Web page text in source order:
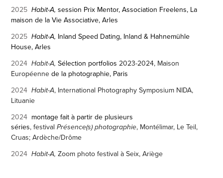
2025Habit-A,session Prix Mentor, Association Freelens, La
maison de la Vie Associative, Arles
2025 Habit-A, Inland Speed Dating, Inland & Hahnemühle
House, Arles
2024Habit-A, Sélection portfolios2023-2024, Maison
Européennede la photographie, Paris
2024Habit-A, International Photography Symposium NIDA,
Lituanie
2024 montage fait à partir de plusieurs
séries,festivalPrésence(s) photographie, Montélimar, Le Teil,
Cruas; Ardèche/Drôme
2024Habit-A,Zoom photo festival à Seix, Ariège